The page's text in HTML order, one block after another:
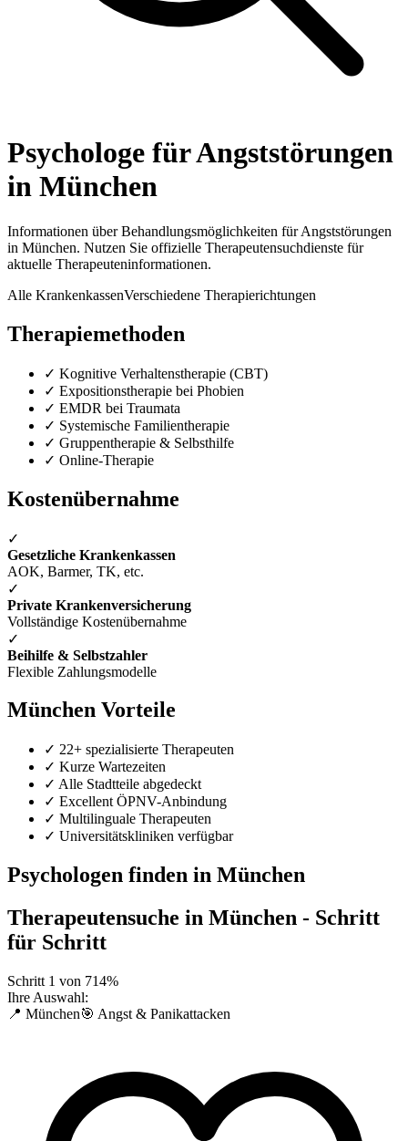
Psychologe für Angststörungen
in München
Informationen über Behandlungsmöglichkeiten für Angststörungen
in München. Nutzen Sie offizielle Therapeutensuchdienste für
aktuelle Therapeuteninformationen.
Alle KrankenkassenVerschiedene Therapierichtungen
Therapiemethoden
✓ Kognitive Verhaltenstherapie (CBT)
✓ Expositionstherapie bei Phobien
✓ EMDR bei Traumata
✓ Systemische Familientherapie
✓ Gruppentherapie & Selbsthilfe
✓ Online-Therapie
Kostenübernahme
✓
Gesetzliche Krankenkassen
AOK, Barmer, TK, etc.
✓
Private Krankenversicherung
Vollständige Kostenübernahme
✓
Beihilfe & Selbstzahler
Flexible Zahlungsmodelle
München Vorteile
✓ 22+ spezialisierte Therapeuten
✓ Kurze Wartezeiten
✓ Alle Stadtteile abgedeckt
✓ Excellent ÖPNV-Anbindung
✓ Multilinguale Therapeuten
✓ Universitätskliniken verfügbar
Psychologen finden in München
Therapeutensuche in München - Schritt
für Schritt
Schritt 1 von 714%
Ihre Auswahl:
📍 München🎯 Angst & Panikattacken